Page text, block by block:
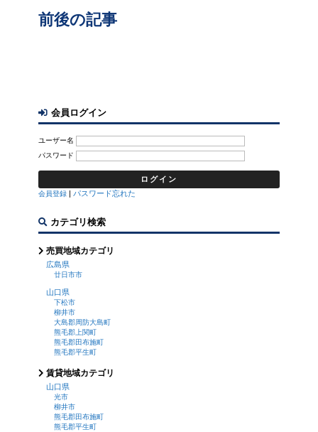
前後の記事
会員ログイン
ユーザー名
パスワード
会員登録 | パスワード忘れた
カテゴリ検索
売買地域カテゴリ
広島県
廿日市市
山口県
下松市
柳井市
大島郡周防大島町
熊毛郡上関町
熊毛郡田布施町
熊毛郡平生町
賃貸地域カテゴリ
山口県
光市
柳井市
熊毛郡田布施町
熊毛郡平生町